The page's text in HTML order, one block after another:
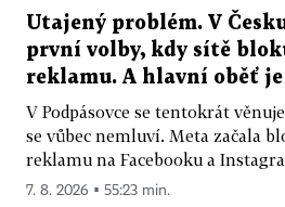
Utajený problém. V
první volby, kdy sítě
reklamu. A hlavní oběť je
V Podpásovce se tentokrát
se vůbec nemluví. Meta začala
reklamu na Facebooku a
7. 8. 2026 ▪ 55:23 min.